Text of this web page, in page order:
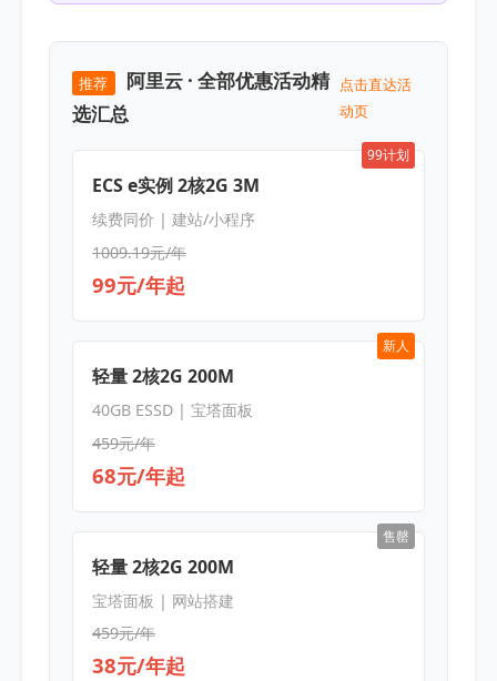
推荐
阿里云 · 全部优惠活动精
选汇总
点击直达活
动页
99计划
ECS e实例 2核2G 3M
续费同价 | 建站/小程序
1009.19元/年
99元/年起
新人
轻量 2核2G 200M
40GB ESSD | 宝塔面板
459元/年
68元/年起
售罄
轻量 2核2G 200M
宝塔面板 | 网站搭建
459元/年
38元/年起